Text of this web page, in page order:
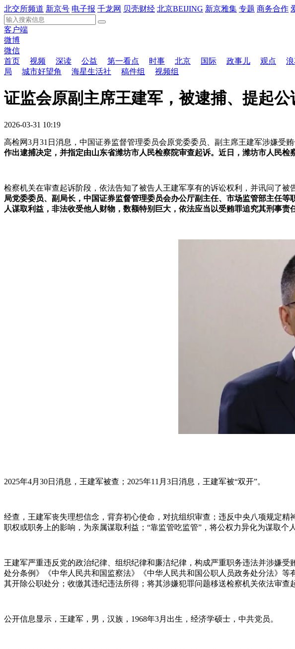
北交所频道 新京号 电子报 千龙网 贝壳财经 北京BEIJING 新京雅集 专题 商务合作
客户端
微博
微信
首页
视频 深读 公益 第一看点 时事 北京 国际 政事儿 观点
局
城市好望角 海星生活社 稿件组 视频组
证监会原副主席王建军，被逮捕、提起公
2026-03-31 10:19
高检网3月31日消息，中国证券监督管理委员会原党委委员、副主席王建军涉嫌受
作出逮捕决定，并指定由山东省潍坊市人民检察院审查起诉。近日，潍坊市人民检
检察机关在审查起诉阶段，依法告知了被告人王建军享有的诉讼权利，并讯问了被
局党委委员、副局长，中国证券监督管理委员会办公厅副主任、市场监管部主任
人谋取利益，非法收受他人财物，数额特别巨大，依法应当以受贿罪追究其刑事责
2025年4月30日消息，王建军被查；2025年11月3日消息，王建军被“双开”。
经查，王建军丧失理想信念，背弃初心使命，对抗组织审查；违反中央八项规定
职权或职务上的影响，为亲属谋取利益；“靠监管吃监管”，将公权力异化为谋取
王建军严重违反党的政治纪律、组织纪律和廉洁纪律，构成严重职务违法并涉嫌
处分条例》《中华人民共和国监察法》《中华人民共和国公职人员政务处分法》
其开除公职处分；收缴其违纪违法所得；将其涉嫌犯罪问题移送检察机关依法审查
公开信息显示，王建军，男，汉族，1968年3月出生，经济学硕士，中共党员。